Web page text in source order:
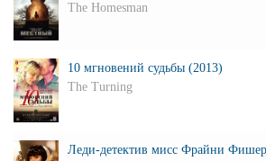
The Homesman
10 мгновений судьбы (2013)
The Turning
Леди-детектив мисс Фрайни